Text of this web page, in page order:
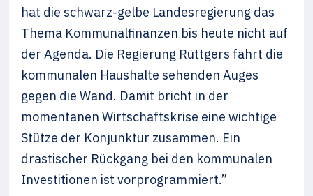
hat die schwarz-gelbe Landesregierung das
Thema Kommunalfinanzen bis heute nicht auf
der Agenda. Die Regierung Rüttgers fährt die
kommunalen Haushalte sehenden Auges
gegen die Wand. Damit bricht in der
momentanen Wirtschaftskrise eine wichtige
Stütze der Konjunktur zusammen. Ein
drastischer Rückgang bei den kommunalen
Investitionen ist vorprogrammiert.”